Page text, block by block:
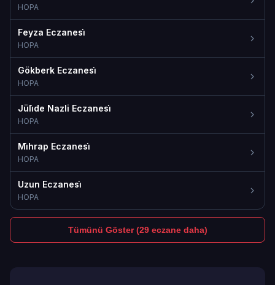
HOPA
Feyza Eczanesi̇
HOPA
Gökberk Eczanesi̇
HOPA
Jüli̇de Nazli Eczanesi̇
HOPA
Mi̇hrap Eczanesi̇
HOPA
Uzun Eczanesi̇
HOPA
Tümünü Göster (29 eczane daha)